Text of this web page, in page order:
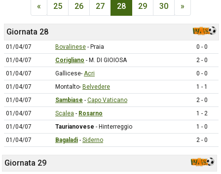
« 25 26 27 28 29 30 »
Giornata 28
01/04/07 Bovalinese - Praia
0 - 0
01/04/07
Corigliano - M. DI GIOIOSA
2 - 0
01/04/07
Gallicese- Acri
0 - 0
01/04/07
Montalto- Belvedere
1 - 1
01/04/07
Sambiase - Capo Vaticano
2 - 0
01/04/07
Scalea - Rosarno
1 - 2
01/04/07
Taurianovese - Hinterreggio
1 - 0
01/04/07
Bagaladi - Siderno 2 - 0
Giornata 29